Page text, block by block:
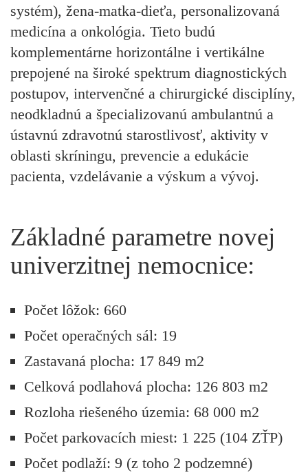
systém), žena-matka-dieťa, personalizovaná
medicína a onkológia. Tieto budú
komplementárne horizontálne i vertikálne
prepojené na široké spektrum diagnostických
postupov, intervenčné a chirurgické disciplíny,
neodkladnú a špecializovanú ambulantnú a
ústavnú zdravotnú starostlivosť, aktivity v
oblasti skríningu, prevencie a edukácie
pacienta, vzdelávanie a výskum a vývoj.
Základné parametre novej
univerzitnej nemocnice:
Počet lôžok: 660
Počet operačných sál: 19
Zastavaná plocha: 17 849 m2
Celková podlahová plocha: 126 803 m2
Rozloha riešeného územia: 68 000 m2
Počet parkovacích miest: 1 225 (104 ZŤP)
Počet podlaží: 9 (z toho 2 podzemné)